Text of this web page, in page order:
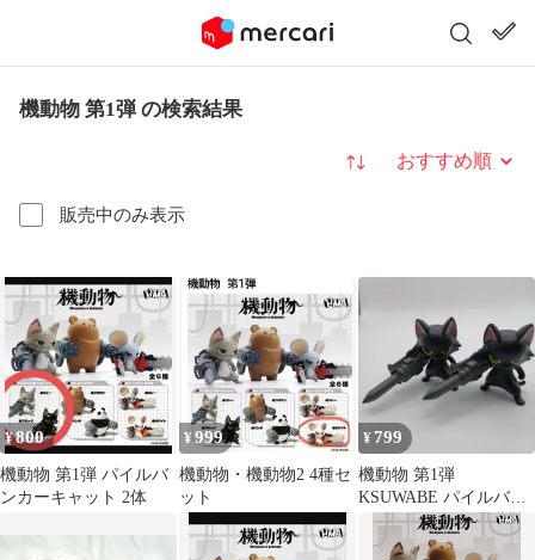
機動物 第1弾 の検索結果
販売中のみ表示
並び替え
¥800
機動物 第1弾 パイルバ
ンカーキャット 2体
¥999
機動物・機動物2 4種セ
ット
¥ 799
機動物 第1弾
KSUWABE パイルバン
カーキャット（ブラッ
ク）2点セット